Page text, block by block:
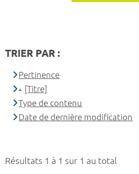
Résultats 1 à 1 sur 1 au total
TRIER PAR :
Pertinence
[Titre]
Type de contenu
Date de dernière modification